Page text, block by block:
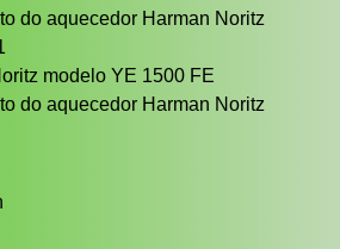
do aquecedor Harman Noritz
modelo YE 1500 FE
do aquecedor Harman Noritz